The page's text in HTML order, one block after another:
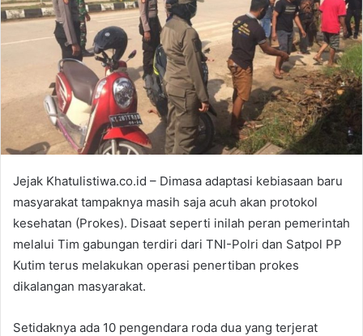
Jejak Khatulistiwa.co.id – Dimasa adaptasi kebiasaan baru
masyarakat tampaknya masih saja acuh akan protokol
kesehatan (Prokes). Disaat seperti inilah peran pemerintah
melalui Tim gabungan terdiri dari TNI-Polri dan Satpol PP
Kutim terus melakukan operasi penertiban prokes
dikalangan masyarakat.
Setidaknya ada 10 pengendara roda dua yang terjerat